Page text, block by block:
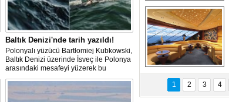
Baltık Denizi'nde tarih yazıldı!
Polonyalı yüzücü Bartłomiej Kubkowski,
Baltık Denizi üzerinde İsveç ile Polonya
arasındaki mesafeyi yüzerek bu
başarının ilk örneği olarak tarihe geçti.
“Gemi içinde gemi”
konsepti ile MSC
Splendida
MSC'den 55 milyon
euroluk turizm geliri
müjdesi
1 2 3 4